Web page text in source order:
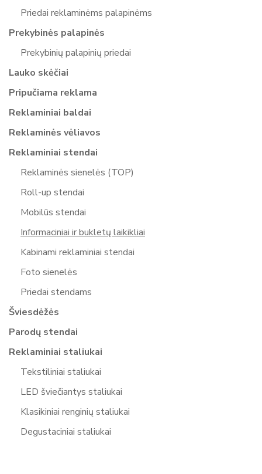
Priedai reklaminėms palapinėms
Prekybinės palapinės
Prekybinių palapinių priedai
Lauko skėčiai
Pripučiama reklama
Reklaminiai baldai
Reklaminės vėliavos
Reklaminiai stendai
Reklaminės sienelės (TOP)
Roll-up stendai
Mobilūs stendai
Informaciniai ir bukletų laikikliai
Kabinami reklaminiai stendai
Foto sienelės
Priedai stendams
Šviesdėžės
Parodų stendai
Reklaminiai staliukai
Tekstiliniai staliukai
LED šviečiantys staliukai
Klasikiniai renginių staliukai
Degustaciniai staliukai